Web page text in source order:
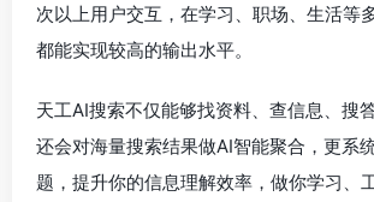
次以上用户交互，在学习、职场、生活等
都能实现较高的输出水平。
天工AI搜索不仅能够找资料、查信息、搜
还会对海量搜索结果做AI智能聚合，更系
题，提升你的信息理解效率，做你学习、